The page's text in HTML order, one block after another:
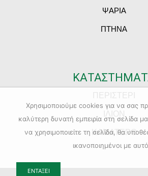
ΨΑΡΙΑ
ΠΤΗΝΑ
ΚΑΜΑΤΕΡΟ
Χρησιμοποιούμε cookies για να σας
καλύτερη δυνατή εμπειρία στη σελίδα
να χρησιμοποιείτε τη σελίδα, θα
ικανοποιημένοι με
ΕΝΤΆΞΕΙ